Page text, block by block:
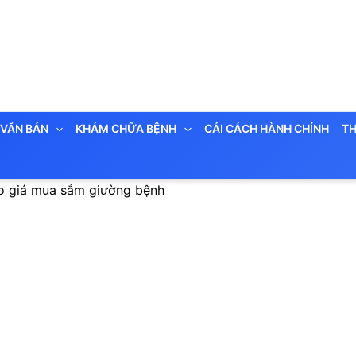
VĂN BẢN KHÁM CHỮA BỆNH CẢI CÁCH HÀNH CHÍNH
giá mua sắm giường bệnh